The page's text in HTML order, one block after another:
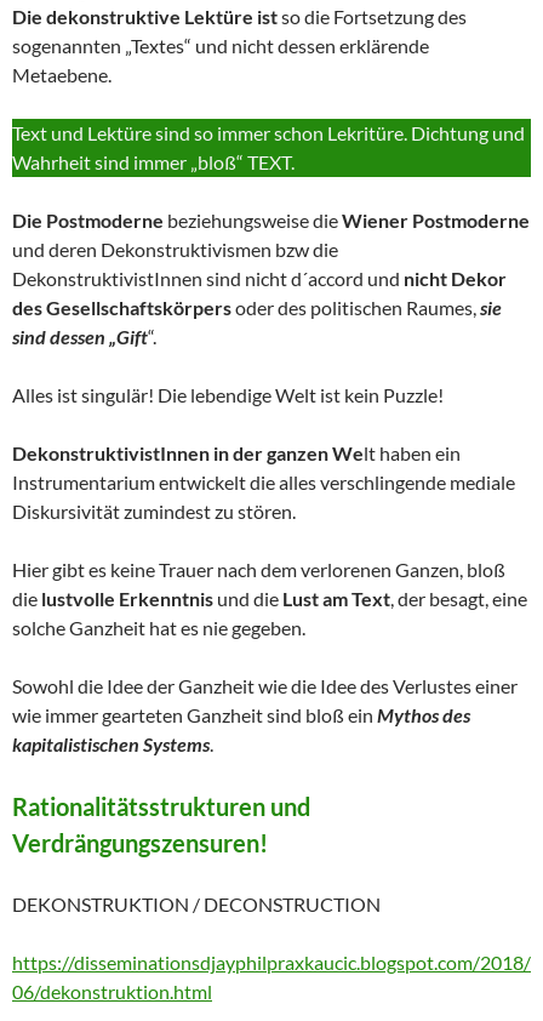
Die dekonstruktive Lektüre istso die Fortsetzung des
sogenannten „Textes“ und nicht dessen erklärende
Metaebene.
Text und Lektüre sind so immer schon Lekritüre. Dichtung und
Wahrheit sind immer „bloß“ TEXT.
Die Postmoderne beziehungsweise dieWiener Postmoderne
und deren Dekonstruktivismen bzw die
DekonstruktivistInnen sind nicht d´accord und nicht Dekor
des Gesellschaftskörpersoder des politischen Raumes,sie
sind dessen „Gift“.
Alles ist singulär! Die lebendige Welt ist kein Puzzle!
DekonstruktivistInnen in der ganzen Welt haben ein
Instrumentarium entwickelt die alles verschlingende mediale
Diskursivität zumindest zu stören.
Hier gibt es keine Trauer nach dem verlorenen Ganzen, bloß
die lustvolle Erkenntnis und die Lust am Text, der besagt, eine
solche Ganzheit hat es nie gegeben.
Sowohl die Idee der Ganzheit wie die Idee des Verlustes einer
wie immer gearteten Ganzheit sind bloß ein Mythos des
kapitalistischen Systems.
Rationalitätsstrukturen und
Verdrängungszensuren!
DEKONSTRUKTION / DECONSTRUCTION
https://disseminationsdjayphilpraxkaucic.blogspot.com/2018/
06/dekonstruktion.html